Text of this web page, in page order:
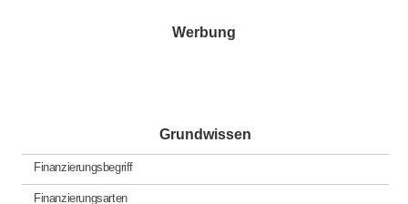
Werbung
Grundwissen
Finanzierungsbegriff
Finanzierungsarten